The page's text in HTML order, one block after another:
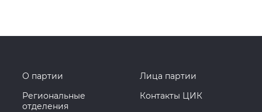
О партии
Лица партии
Региональные
отделения
Контакты ЦИК